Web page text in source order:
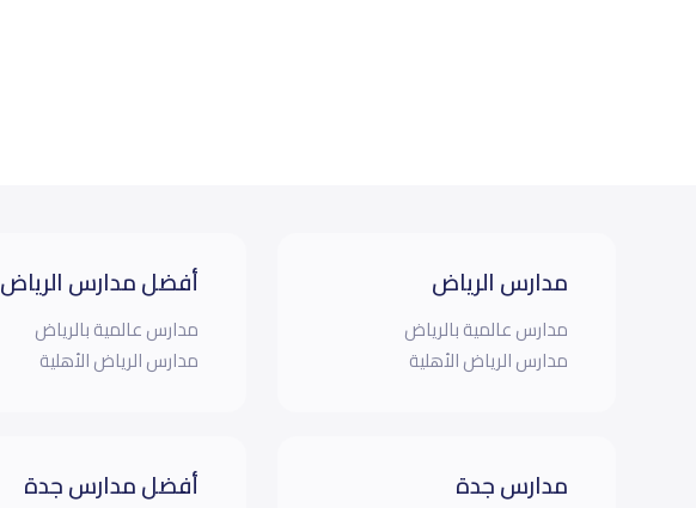
مدارس الرياض
مدارس عالمية بالرياض
مدارس الرياض الأهلية
مدارس جدة
أفضل مدارس الرياض
مدارس عالمية بالرياض
مدارس الرياض الأهلية
أفضل مدارس جدة